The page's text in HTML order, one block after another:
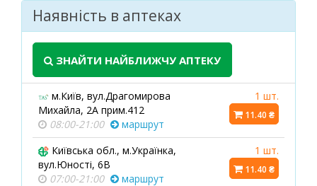
Наявність в аптеках
ЗНАЙТИ НАЙБЛИЖЧУ АПТЕКУ
м.Київ, вул.Драгомирова
Михайла, 2А прим.412
08:00-21:00
маршрут
1 шт.
11.40 ₴
Київська обл., м.Українка,
вул.Юності, 6В
07:00-21:00
маршрут
1 шт.
11.40 ₴